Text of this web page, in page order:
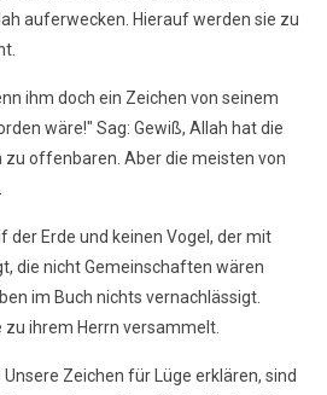
auferwecken. Hierauf werden sie zu
ihm doch ein Zeichen von seinem
wäre!" Sag: Gewiß, Allah hat die
zu offenbaren. Aber die meisten von
der Erde und keinen Vogel, der mit
die nicht Gemeinschaften wären
im Buch nichts vernachlässigt.
zu ihrem Herrn versammelt.
Zeichen für Lüge erklären, sind